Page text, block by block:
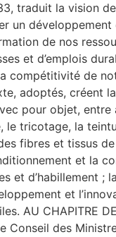
traduit la vision
un développement
de nos
et d’emplois
compétitivité de
adoptés, créent
pour objet, entre
le tricotage, la
fibres et tissus
et la
et d’habillement ;
et
AU CHAPITRE
Conseil des